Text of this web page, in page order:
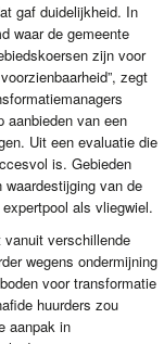
gaf duidelijkheid. In
waar de gemeente
zijn voor
zegt
aanbieden van een
Uit een evaluatie die
is. Gebieden
van de
als vliegwiel.
verschillende
wegens ondermijning
voor transformatie
huurders zou
aanpak in